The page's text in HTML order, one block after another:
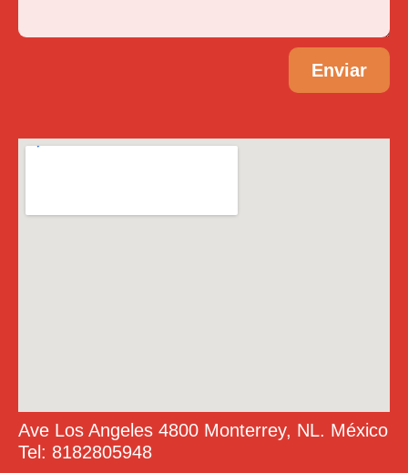
Enviar
Ave Los Angeles 4800 Monterrey, NL. México
Tel: 8182805948